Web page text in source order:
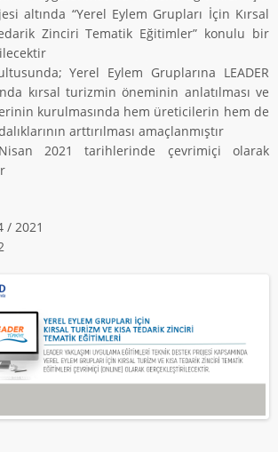
altında “Yerel Eylem Grupları İçin Kırsal
Zinciri Tematik Eğitimler” konulu bir
Yerel Eylem Gruplarına LEADER
kırsal turizmin öneminin anlatılması ve
kurulmasında hem üreticilerin hem de
arttırılması amaçlanmıştır
2021 tarihlerinde çevrimiçi olarak
/ 2021